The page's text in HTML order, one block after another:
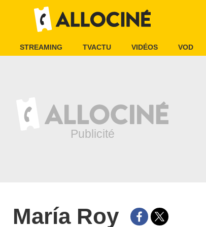
STREAMING TVACTU VIDÉOS VOD
María Roy